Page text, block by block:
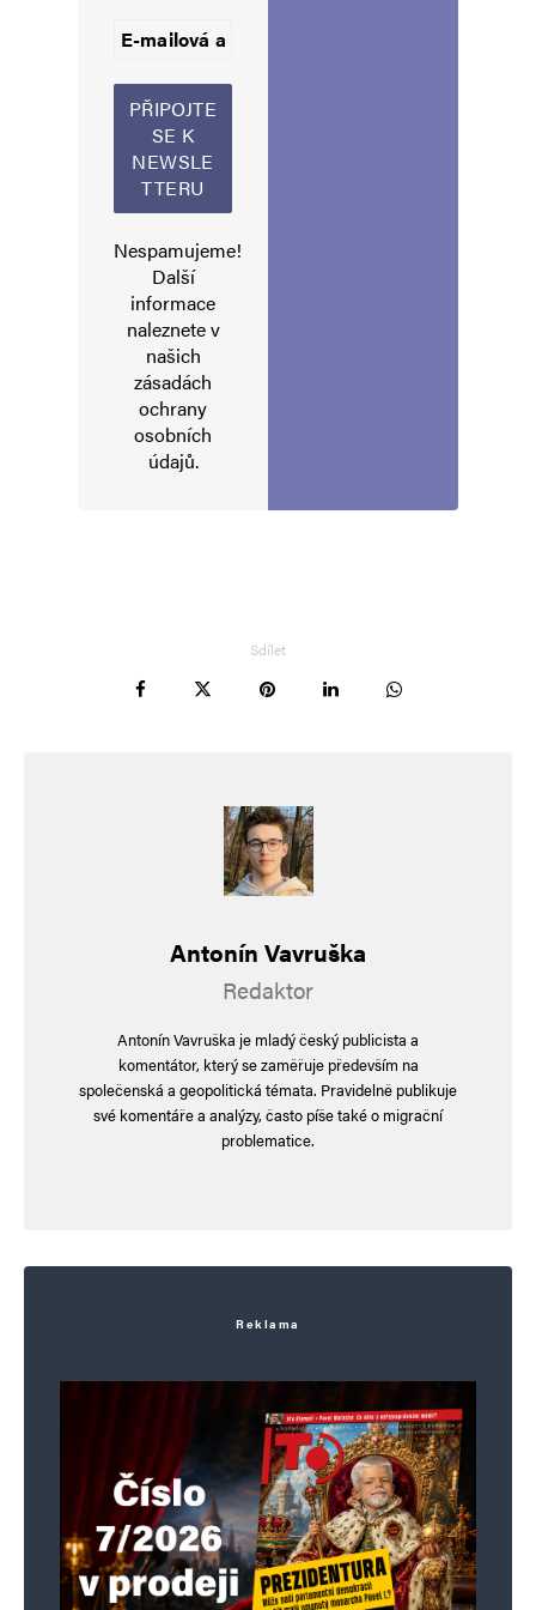
Uložit do prohlížeče jméno, e-mail a webovou stránku pro budoucí
Informujte mě o nových komentářích e-mailem.
Nespamujeme!
Další
informace
naleznete v
našich
zásadách
ochrany
osobních
údajů.
Sdílet
Antonín Vavruška
Redaktor
Antonín Vavruška je mladý český publicista a
komentátor, který se zaměřuje především na
společenská a geopolitická témata. Pravidelně publikuje
své komentáře a analýzy, často píše také o migrační
problematice.
Reklama